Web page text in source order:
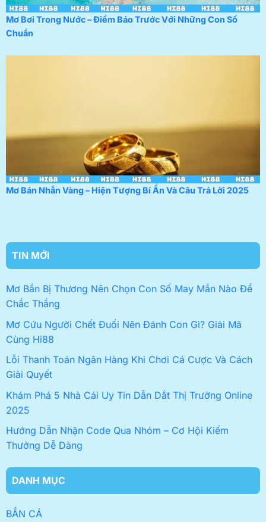
Mơ Bơi Trong Nước – Điềm Báo Trước Với Những Con Số
Chuẩn
Mơ Bán Nhẫn Vàng – Hiện Tượng Bí Ẩn Và Câu Trả Lời 2025
TIN MỚI
Mơ Bắn Bị Thương Nên Chọn Con Số May Mắn Nào Để
Chắc Thắng
Mơ Cứu Người Chết Đuối Nên Đánh Con Gì? Giải Mã
Cùng Hi88
Lỗi Thanh Toán Ngân Hàng Khi Chơi Cá Cược Và Cách
Giải Quyết
Khám Phá 5 Nhà Cái Uy Tín Dẫn Dắt Thị Trường Online
2025
Hướng Dẫn Nhận Code Qua Nhóm – Cơ Hội Kiếm
Thưởng Dễ Dàng
DANH MỤC
BẮN CÁ